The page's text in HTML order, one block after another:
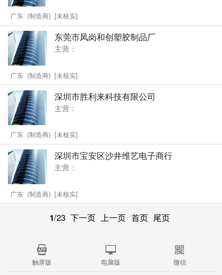
广东 (制造商) [未核实]
东莞市凤岗和创塑胶制品厂
主营：
广东 (制造商) [未核实]
深圳市胜利来科技有限公司
主营：
广东 (制造商) [未核实]
深圳市宝安区沙井维艺电子商行
主营：
广东 (制造商) [未核实]
1/23 下一页 上一页 首页 尾页
触屏版 电脑版 微信